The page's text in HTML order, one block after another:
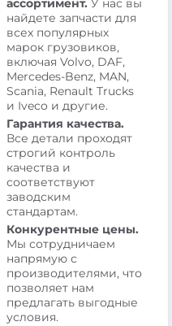
ассортимент. У нас вы
найдете запчасти для
всех популярных
марок грузовиков,
включая Volvo, DAF,
Mercedes-Benz, MAN,
Scania, Renault Trucks
и Iveco и другие.
Гарантия качества.
Все детали проходят
строгий контроль
качества и
соответствуют
заводским
стандартам.
Конкурентные цены.
Мы сотрудничаем
напрямую с
производителями, что
позволяет нам
предлагать выгодные
условия.